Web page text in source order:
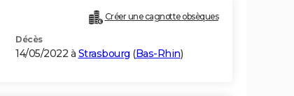
Créer une cagnotte obsèques
Décès
14/05/2022 à Strasbourg (Bas-Rhin)